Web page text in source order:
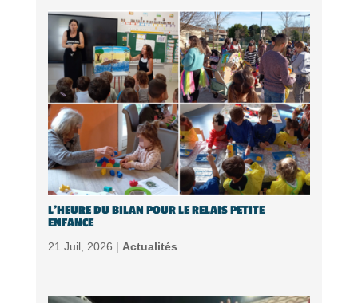
L’HEURE DU BILAN POUR LE RELAIS PETITE
ENFANCE
21 Juil, 2026 | Actualités